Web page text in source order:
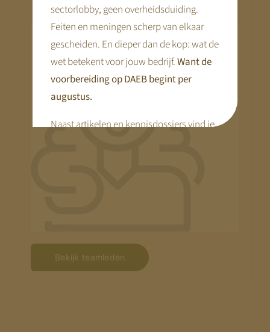
Bekijk teamleden
sectorlobby, geen overheidsduiding.
Feiten en meningen scherp van elkaar
gescheiden. En dieper dan de kop: wat de
wet betekent voor jouw bedrijf.Want de
voorbereiding op DAEB begint per
augustus.
Naast artikelen en kennisdossiers vind je
Met vriendelijke groet,